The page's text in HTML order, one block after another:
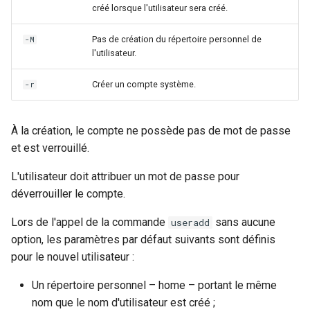
créé lorsque l'utilisateur sera créé.
-M
Pas de création du répertoire personnel de
l'utilisateur.
-r Créer un compte système.
À la création, le compte ne possède pas de mot de passe
et est verrouillé.
L'utilisateur doit attribuer un mot de passe pour
déverrouiller le compte.
Lors de l'appel de la commande useradd sans aucune
option, les paramètres par défaut suivants sont définis
pour le nouvel utilisateur :
Un répertoire personnel – home – portant le même
nom que le nom d'utilisateur est créé ;